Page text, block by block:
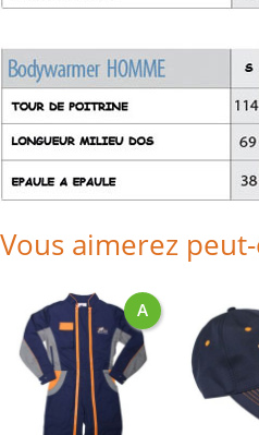
Vous aimerez